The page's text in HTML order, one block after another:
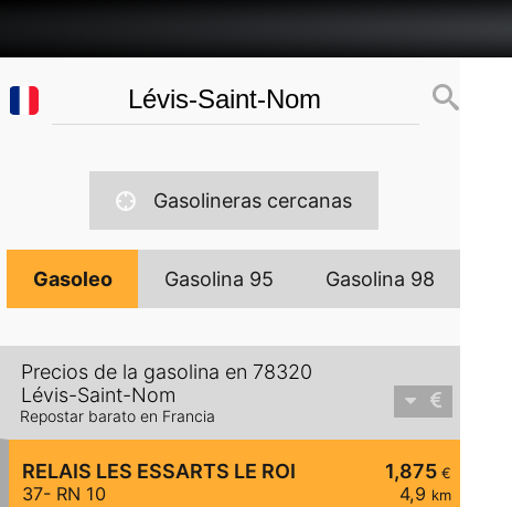
Gasolineras cercanas
Gasoleo Gasolina 95 Gasolina 98
Precios de la gasolina en 78320
Lévis-Saint-Nom
Repostar barato en Francia
1,875 €
4,9 km
RELAIS LES ESSARTS LE ROI
37- RN 10